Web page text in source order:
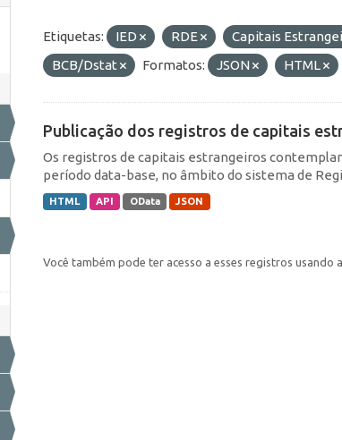
Etiquetas: IED RDE Capitais
BCB/Dstat
Formatos: JSON HTML
Publicação dos registros de capitais
Os registros de capitais estrangeiros
período data-base, no âmbito do sistema de
HTML API OData JSON
Você também pode ter acesso a esses registros usando a